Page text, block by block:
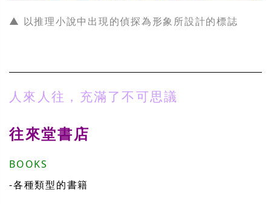
▲ 以推理小說中出現的偵探為形象所設計的標誌
人來人往，充滿了不可思議
往來堂書店
BOOKS
-各種類型的書籍